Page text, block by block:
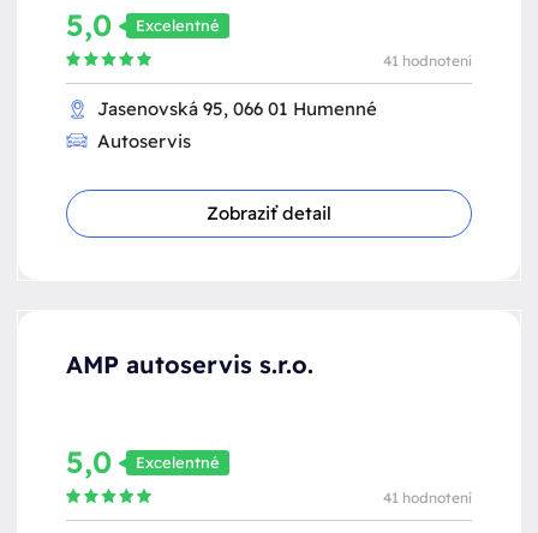
5,0 Excelentné
41 hodnotení
Jasenovská 95, 066 01 Humenné
Autoservis
Zobraziť detail
AMP autoservis s.r.o.
5,0 Excelentné
41 hodnotení